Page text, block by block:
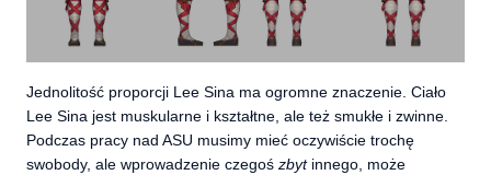
Jednolitość proporcji Lee Sina ma ogromne znaczenie. Ciało
Lee Sina jest muskularne i kształtne, ale też smukłe i zwinne.
Podczas pracy nad ASU musimy mieć oczywiście trochę
swobody, ale wprowadzenie czegoś zbyt innego, może